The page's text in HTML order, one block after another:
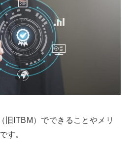
旧ITBM）でできることやメリ
す。